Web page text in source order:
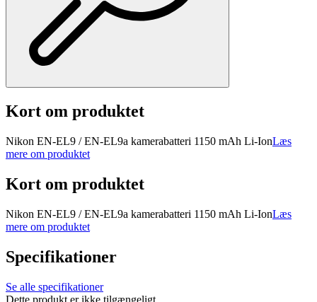
Kort om produktet
Nikon EN-EL9 / EN-EL9a kamerabatteri 1150 mAh Li-IonLæs
mere om produktet
Kort om produktet
Nikon EN-EL9 / EN-EL9a kamerabatteri 1150 mAh Li-IonLæs
mere om produktet
Specifikationer
Se alle specifikationer
Dette produkt er ikke tilgængeligt